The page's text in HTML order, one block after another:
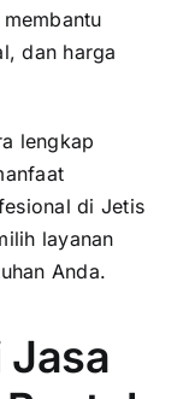
dan harga
lengkap
di Jetis
layanan
Anda.
Jasa